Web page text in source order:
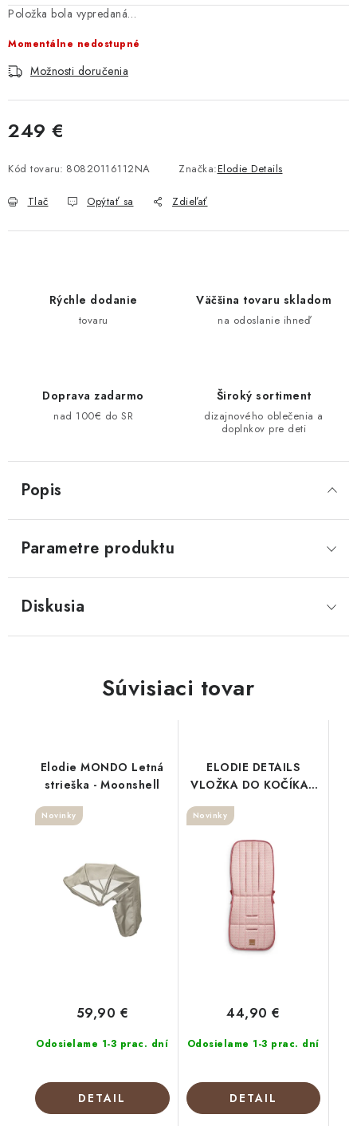
Položka bola vypredaná…
Momentálne nedostupné
Možnosti doručenia
249 €
Kód tovaru: 80820116112NA Značka:Elodie Details
Tlač Opýtať sa Zdieľať
Rýchle dodanie
tovaru
Väčšina tovaru skladom
na odoslanie ihneď
Doprava zadarmo
nad 100€ do SR
Široký sortiment
dizajnového oblečenia a
doplnkov pre deti
Popis
Parametre produktu
Diskusia
Súvisiaci tovar
Elodie MONDO Letná
strieška - Moonshell
Novinky
Odosielame 1-3 prac. dní
59,90 €
DETAIL
ELODIE DETAILS
VLOŽKA DO KOČÍKA -
Novinky
Odosielame 1-3 prac. dní
44,90 €
DETAIL